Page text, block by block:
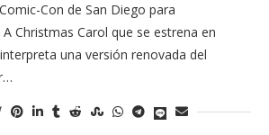
Con de San Diego para
Christmas Carol que se estrena en
una versión renovada del